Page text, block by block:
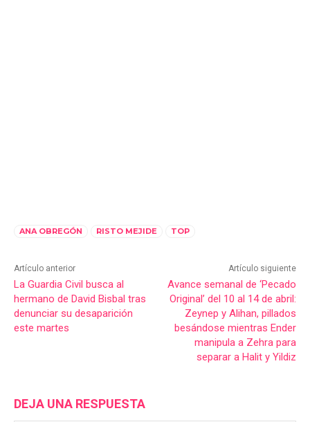
ANA OBREGÓN RISTO MEJIDE TOP
Artículo anterior
La Guardia Civil busca al
hermano de David Bisbal tras
denunciar su desaparición
este martes
Artículo siguiente
Avance semanal de ‘Pecado
Original’ del 10 al 14 de abril:
Zeynep y Alihan, pillados
besándose mientras Ender
manipula a Zehra para
separar a Halit y Yildiz
DEJA UNA RESPUESTA